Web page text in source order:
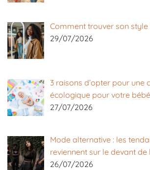
Comment trouver son
29/07/2026
3 raisons d’opter pour une
écologique pour votre bébé
27/07/2026
Mode alternative : les
reviennent sur le devant de
26/07/2026